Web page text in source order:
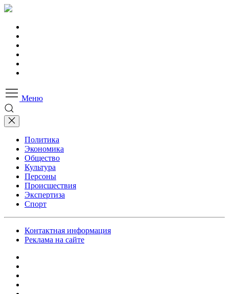
Меню
Политика
Экономика
Общество
Культура
Персоны
Происшествия
Экспертиза
Спорт
Контактная информация
Реклама на сайте